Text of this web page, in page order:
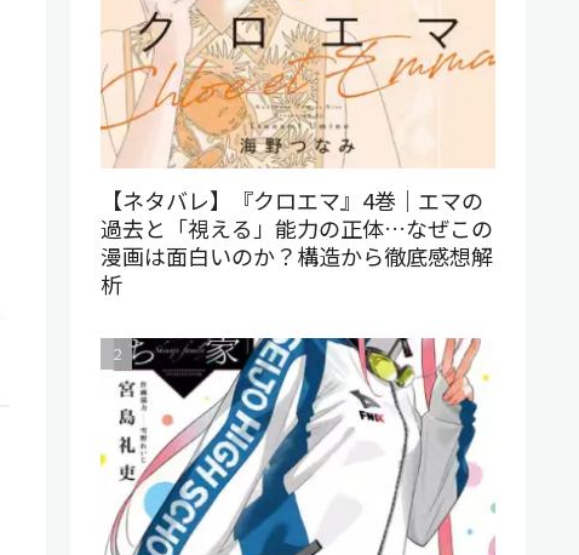
【ネタバレ】『クロエマ』4巻｜エマの
過去と「視える」能力の正体…なぜこの
漫画は面白いのか？構造から徹底感想解
析